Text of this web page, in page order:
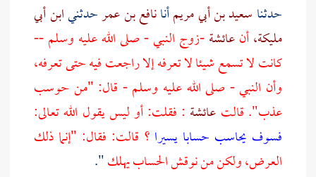
حدثنا سعيد بن أبي مريمأنانافع بن عمرحدثنيابن أبي
مليكة،أنعائشة-زوج النبي - صلى الله عليه وسلم --
كانت لا تسمع شيئا لا تعرفه إلا راجعت فيه حتى تعرفه،
وأن النبي - صلى الله عليه وسلم - قال: "من حوسب
عذب". قالت عائشة : فقلت: أو ليس يقول الله تعالى:
فسوف يحاسب حسابا يسيرا ؟ قالت: فقال: "إنما ذلك
العرض، ولكن من نوقش الحساب يهلك".